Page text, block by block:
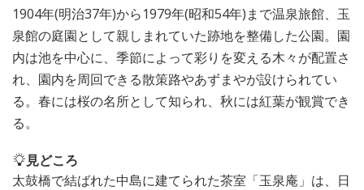
1904年(明治37年)から1979年(昭和54年)まで温泉旅館、玉
泉館の庭園として親しまれていた跡地を整備した公園。園
内は池を中心に、季節によって彩りを変える木々が配置さ
れ、園内を周回できる散策路やあずまやが設けられてい
る。春には桜の名所として知られ、秋には紅葉が観賞でき
る。
見どころ
太鼓橋で結ばれた中島に建てられた茶室「玉泉庵」は、日